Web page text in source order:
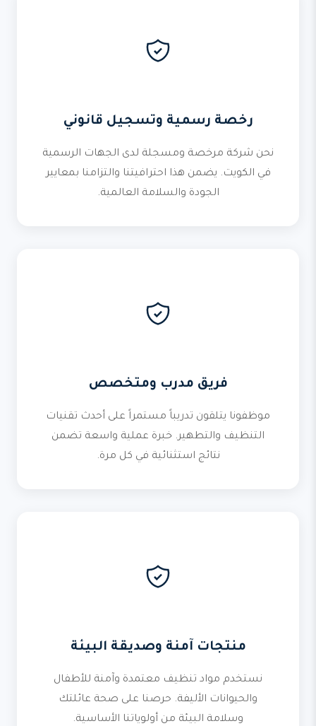
رخصة رسمية وتسجيل قانوني
نحن شركة مرخصة ومسجلة لدى الجهات الرسمية
في الكويت. يضمن هذا احترافيتنا والتزامنا بمعايير
الجودة والسلامة العالمية.
فريق مدرب ومتخصص
موظفونا يتلقون تدريباً مستمراً على أحدث تقنيات
التنظيف والتطهير. خبرة عملية واسعة تضمن
نتائج استثنائية في كل مرة.
منتجات آمنة وصديقة البيئة
نستخدم مواد تنظيف معتمدة وآمنة للأطفال
والحيوانات الأليفة. حرصنا على صحة عائلتك
وسلامة البيئة من أولوياتنا الأساسية.